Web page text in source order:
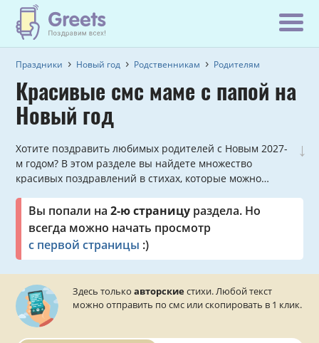
Праздники Новый год Родственникам Родителям
Красивые смс маме с папой на
Новый год
↓
Хотите поздравить любимых родителей с Новым 2027-
м годом? В этом разделе вы найдете множество
красивых поздравлений в стихах, которые можно
Вы попали на2-ю страницу раздела. Но
всегда можно начать просмотр
с первой страницы :)
Здесь толькоавторские стихи. Любой текст
можно отправить по смс или скопировать в 1 клик.